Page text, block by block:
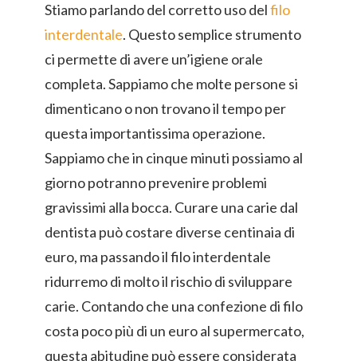
Stiamo parlando del corretto uso delfilo
interdentale. Questo semplice strumento
ci permette di avere un’igiene orale
completa. Sappiamo che molte persone si
dimenticano o non trovano il tempo per
questa importantissima operazione.
Sappiamo che in cinque minuti possiamo al
giorno potranno prevenire problemi
gravissimi alla bocca. Curare una carie dal
dentista può costare diverse centinaia di
euro, ma passando il filo interdentale
ridurremo di molto il rischio di sviluppare
carie. Contando che una confezione di filo
costa poco più di un euro al supermercato,
questa abitudine può essere considerata